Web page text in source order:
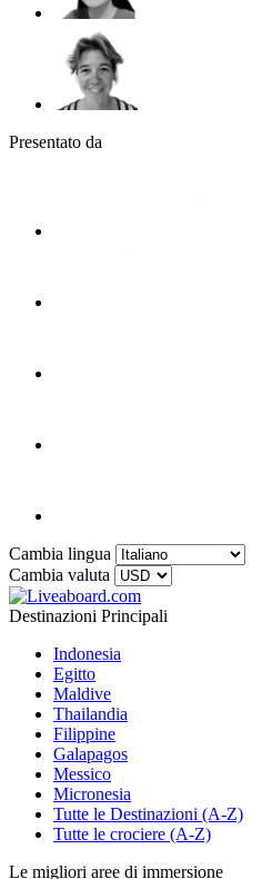
Presentato da
Cambia lingua
Cambia valuta
Destinazioni Principali
Indonesia
Egitto
Maldive
Thailandia
Filippine
Galapagos
Messico
Micronesia
Tutte le Destinazioni (A-Z)
Tutte le crociere (A-Z)
Le migliori aree di immersione